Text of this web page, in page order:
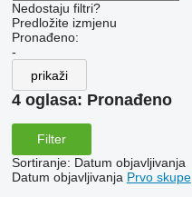
Nedostaju filtri?
Predložite izmjenu
Pronađeno:
-
prikaži
4 oglasa: Pronađeno
Filter
Sortiranje: Datum objavljivanja
Datum objavljivanja Prvo skupe